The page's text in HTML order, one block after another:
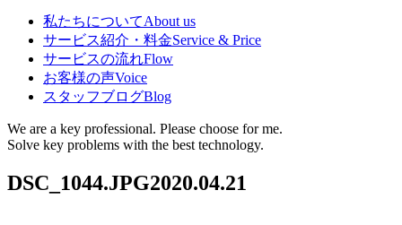
私たちについてAbout us
サービス紹介・料金Service & Price
サービスの流れFlow
お客様の声Voice
スタッフブログBlog
We are a key professional. Please choose for me.
Solve key problems with the best technology.
DSC_1044.JPG2020.04.21